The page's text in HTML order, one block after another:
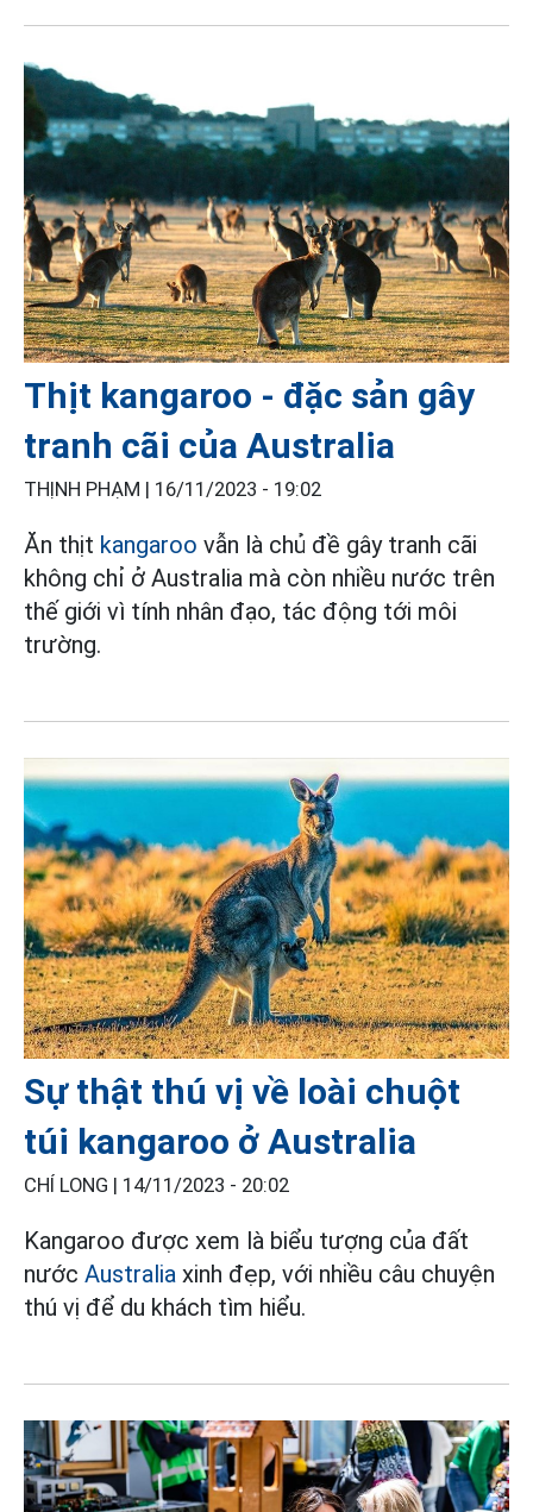
Thịt kangaroo - đặc sản gây
tranh cãi của Australia
THỊNH PHẠM | 16/11/2023 - 19:02
Ăn thịt kangaroo vẫn là chủ đề gây tranh cãi
không chỉ ở Australia mà còn nhiều nước trên
thế giới vì tính nhân đạo, tác động tới môi
trường.
Sự thật thú vị về loài chuột
túi kangaroo ở Australia
CHÍ LONG | 14/11/2023 - 20:02
Kangaroo được xem là biểu tượng của đất
nước Australia xinh đẹp, với nhiều câu chuyện
thú vị để du khách tìm hiểu.